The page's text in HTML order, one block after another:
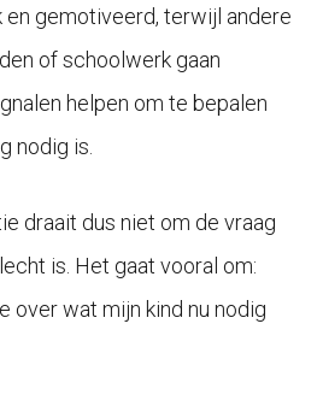
en gemotiveerd, terwijl andere
of schoolwerk gaan
helpen om te bepalen
nodig is.
draait dus niet om de vraag
is. Het gaat vooral om:
over wat mijn kind nu nodig